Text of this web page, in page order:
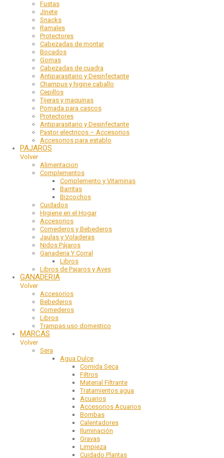
Fustas
Jinete
Snacks
Ramales
Protectores
Cabezadas de montar
Bocados
Gomas
Cabezadas de cuadra
Antiparasitario y Desinfectante
Champus y higine caballo
Cepillos
Tijeras y maquinas
Pomada para cascos
Protectores
Antiparasitario y Desinfectante
Pastor electricos – Accesorios
Accesorios para establo
PAJAROS
Volver
Alimentacion
Complementos
Complemento y Vitaminas
Barritas
Bizcochos
Cuidados
Higiene en el Hogar
Accesorios
Comederos y Bebederos
Jaulas y Voladeras
Nidos Pájaros
Ganaderia Y Corral
Libros
Libros de Pajaros y Aves
GANADERIA
Volver
Accesorios
Bebederos
Comederos
Libros
Trampas uso domestico
MARCAS
Volver
Sera
Agua Dulce
Comida Seca
Filtros
Material Filtrante
Tratamientos agua
Acuarios
Accesorios Acuarios
Bombas
Calentadores
Iluminación
Gravas
Limpieza
Cuidado Plantas